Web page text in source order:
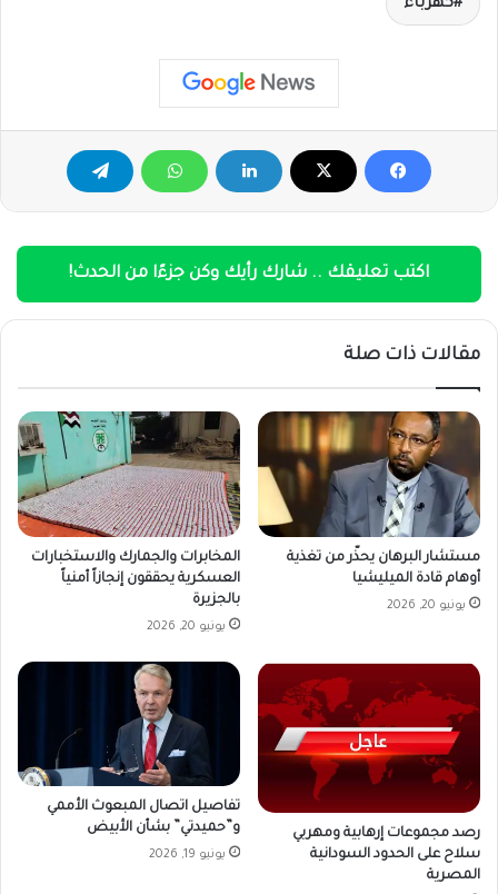
كهرباء
اكتب تعليقك .. شارك رأيك وكن جزءًا من الحدث!
مقالات ذات صلة
مستشار البرهان يحذّر من تغذية
أوهام قادة الميليشيا
يونيو 20, 2026
المخابرات والجمارك والاستخبارات
العسكرية يحققون إنجازاً أمنياً
بالجزيرة
يونيو 20, 2026
رصد مجموعات إرهابية ومهربي
سلاح على الحدود السودانية
المصرية
تفاصيل اتصال المبعوث الأممي
و”حميدتي” بشأن الأبيض
يونيو 19, 2026